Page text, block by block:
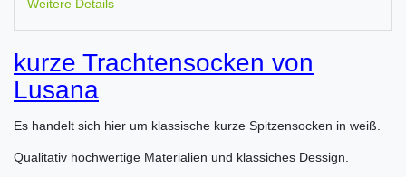
Weitere Details
kurze Trachtensocken von
Lusana
Es handelt sich hier um klassische kurze Spitzensocken in weiß.
Qualitativ hochwertige Materialien und klassiches Dessign.